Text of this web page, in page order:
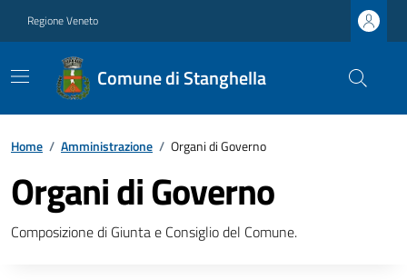
Regione Veneto
Comune di Stanghella
Home / Amministrazione / Organi di Governo
Organi di Governo
Composizione di Giunta e Consiglio del Comune.